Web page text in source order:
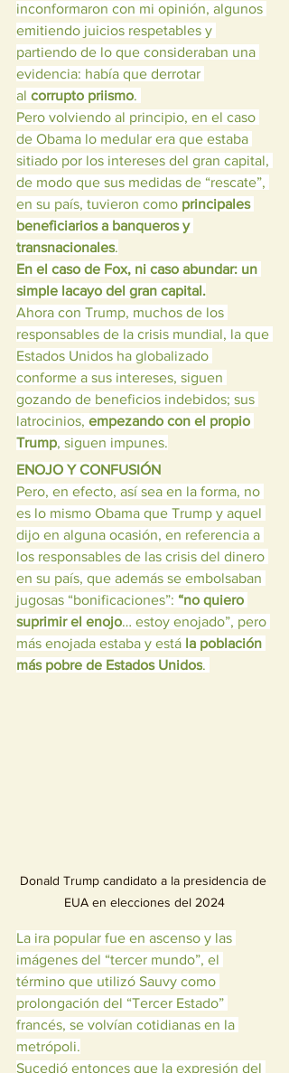
inconformaron con mi opinión, algunos
emitiendo juicios respetables y
partiendo de lo que consideraban una
evidencia: había que derrotar
al corrupto priismo.
Pero volviendo al principio, en el caso
de Obama lo medular era que estaba
sitiado por los intereses del gran capital,
de modo que sus medidas de “rescate”,
en su país, tuvieron como principales
beneficiarios a banqueros y
transnacionales.
En el caso de Fox, ni caso abundar: un
simple lacayo del gran capital.
Ahora con Trump, muchos de los
responsables de la crisis mundial, la que
Estados Unidos ha globalizado
conforme a sus intereses, siguen
gozando de beneficios indebidos; sus
latrocinios, empezando con el propio
Trump, siguen impunes.
ENOJO Y CONFUSIÓN
Pero, en efecto, así sea en la forma, no
es lo mismo Obama que Trump y aquel
dijo en alguna ocasión, en referencia a
los responsables de las crisis del dinero
en su país, que además se embolsaban
jugosas “bonificaciones”: “no quiero
suprimir el enojo… estoy enojado”, pero
más enojada estaba y está la población
más pobre de Estados Unidos.
Donald Trump candidato a la presidencia de
EUA en elecciones del 2024
La ira popular fue en ascenso y las
imágenes del “tercer mundo”, el
término que utilizó Sauvy como
prolongación del “Tercer Estado”
francés, se volvían cotidianas en la
metrópoli.
Sucedió entonces que la expresión del